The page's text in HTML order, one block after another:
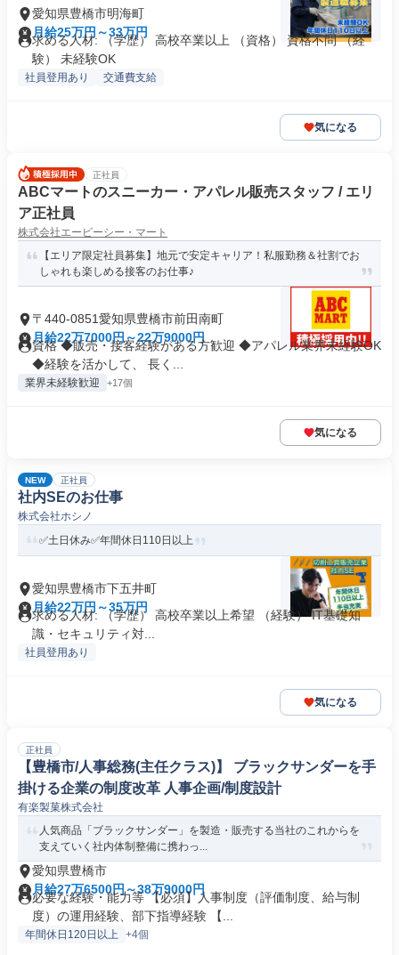
愛知県豊橋市明海町
月給25万円～33万円
求める人材: （学歴） ⾼校卒業以上 （資格） 資格不問 （経
験） 未経験OK
社員登用あり 交通費支給
気になる
正社員
ABCマートのスニーカー・アパレル販売スタッフ / エリ
ア正社員
株式会社エービーシー・マート
【エリア限定社員募集】地元で安定キャリア！私服勤務＆社割でお
しゃれも楽しめる接客のお仕事♪
〒440-0851愛知県豊橋市前田南町
月給22万7000円～22万9000円
資格 ◆販売・接客経験がある方歓迎 ◆アパレル業界未経験OK
◆経験を活かして、 長く...
業界未経験歓迎 +17個
気になる
NEW 正社員
社内SEのお仕事
株式会社ホシノ
✅土日休み✅年間休日110日以上
愛知県豊橋市下五井町
月給22万円～35万円
求める人材: （学歴） 高校卒業以上希望 （経験） IT基礎知
識・セキュリティ対...
社員登用あり
気になる
正社員
【豊橋市/人事総務(主任クラス)】 ブラックサンダーを手
掛ける企業の制度改革 人事企画/制度設計
有楽製菓株式会社
人気商品「ブラックサンダー」を製造・販売する当社のこれからを
支えていく社内体制整備に携わっ...
愛知県豊橋市
月給27万6500円～38万9000円
必要な経験・能力等 【必須】人事制度（評価制度、給与制
度）の運用経験、部下指導経験 【...
年間休日120日以上 +4個